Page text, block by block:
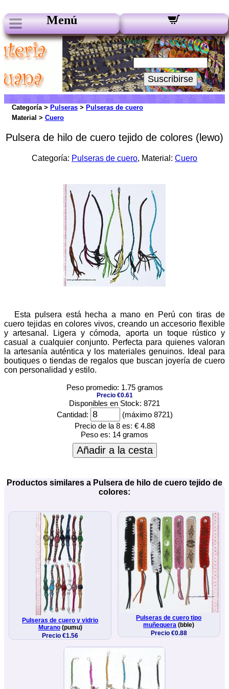
Menú
Nuestros boletines:
Su Email:
Suscribirse
Categoría > Pulseras > Pulseras de cuero
Material > Cuero
Pulsera de hilo de cuero tejido de colores (lewo)
Categoría: Pulseras de cuero, Material: Cuero
Esta pulsera está hecha a mano en Perú con tiras de
cuero tejidas en colores vivos, creando un accesorio flexible
y artesanal. Ligera y cómoda, aporta un toque rústico y
casual a cualquier conjunto. Perfecta para quienes valoran
la artesanía auténtica y los materiales genuinos. Ideal para
boutiques o tiendas de regalos que buscan joyería de cuero
con personalidad y estilo.
Peso promedio: 1.75 gramos
Precio €0.61
Disponibles en Stock: 8721
Cantidad:
(máximo 8721)
Precio de la 8 es: € 4.88
Peso es: 14 gramos
Añadir a la cesta
Productos similares a Pulsera de hilo de cuero tejido de
colores:
Pulseras de cuero y vidrio
Murano(pumu)
Precio €1.56
Pulseras de cuero tipo
muñequera (bble)
Precio €0.88